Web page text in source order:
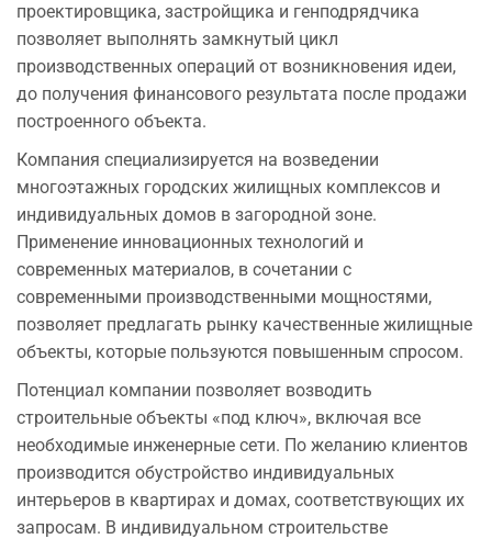
проектировщика, застройщика и генподрядчика
позволяет выполнять замкнутый цикл
производственных операций от возникновения идеи,
до получения финансового результата после продажи
построенного объекта.
Компания специализируется на возведении
многоэтажных городских жилищных комплексов и
индивидуальных домов в загородной зоне.
Применение инновационных технологий и
современных материалов, в сочетании с
современными производственными мощностями,
позволяет предлагать рынку качественные жилищные
объекты, которые пользуются повышенным спросом.
Потенциал компании позволяет возводить
строительные объекты «под ключ», включая все
необходимые инженерные сети. По желанию клиентов
производится обустройство индивидуальных
интерьеров в квартирах и домах, соответствующих их
запросам. В индивидуальном строительстве